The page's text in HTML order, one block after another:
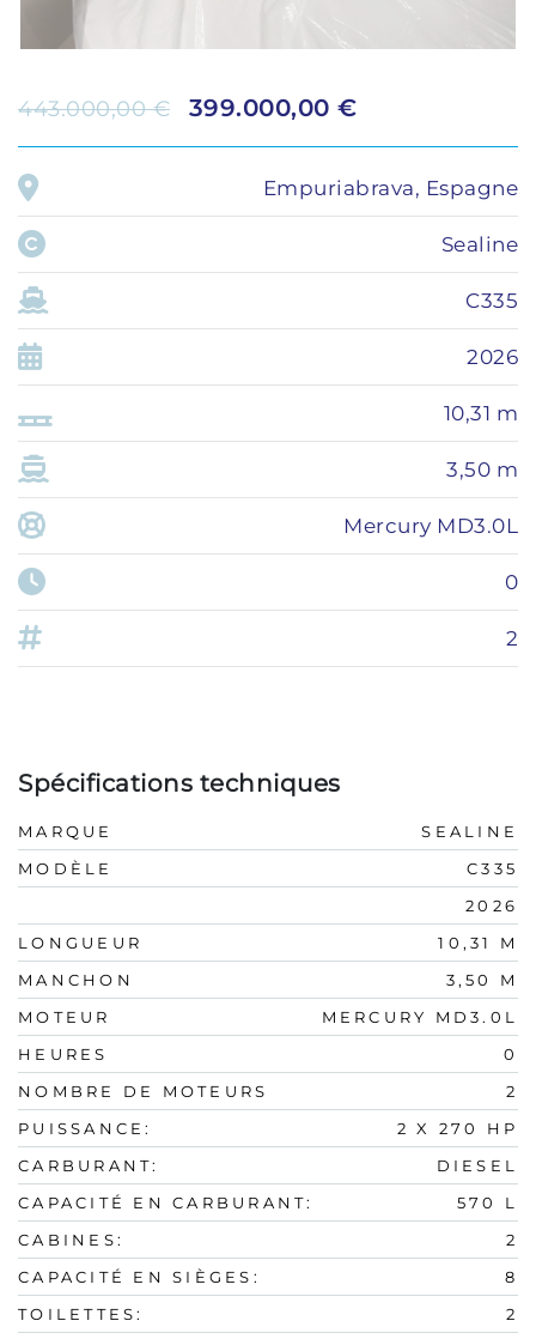
443.000,00 € 399.000,00 €
Empuriabrava, Espagne
Sealine
C335
2026
10,31 m
3,50 m
Mercury MD3.0L
0
2
Spécifications techniques
MARQUE
SEALINE
MODÈLE
C335
2026
LONGUEUR
10,31 M
MANCHON
3,50 M
MOTEUR
MERCURY MD3.0L
HEURES
0
NOMBRE DE MOTEURS
2
PUISSANCE:
2 X 270 HP
CARBURANT:
DIESEL
CAPACITÉ EN CARBURANT:
570 L
CABINES:
2
CAPACITÉ EN SIÈGES:
8
TOILETTES:
2